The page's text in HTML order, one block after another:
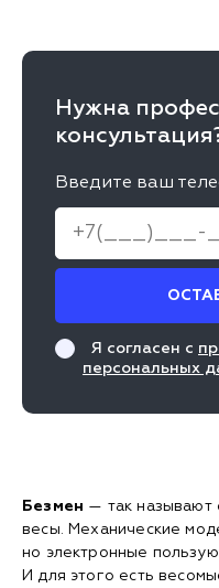
Нужна
Введите ваш
Я согласен с
персональных
Безмен — так называют
весы. Механические
но электронные
И для этого есть